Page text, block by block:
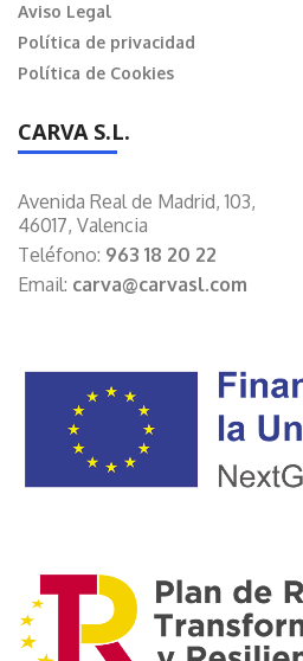
Aviso Legal
Política de privacidad
Política de Cookies
CARVA S.L.
Avenida Real de Madrid, 103,
46017, Valencia
Teléfono: 963 18 20 22
Email: carva@carvasl.com